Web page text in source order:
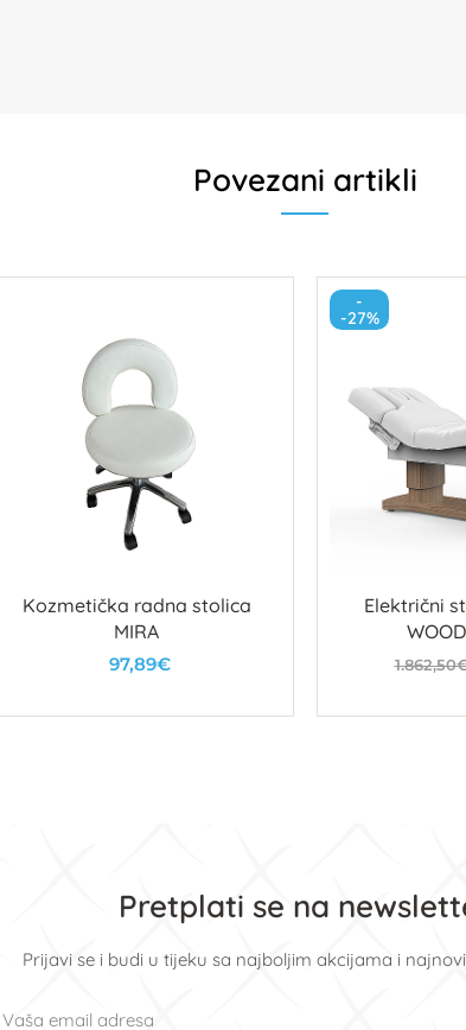
Povezani artikli
Kozmetička radna stolica
MIRA
97,89€
U košaricu
-
-27%
Električni
U
Pretplati se na
Prijavi se i budi u tijeku sa najboljim akcijama i